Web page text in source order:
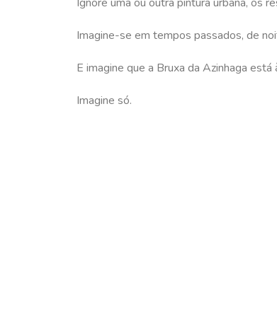
Imagine-se em tempos passados, de
E imagine que a Bruxa da Azinhaga
Imagine só.